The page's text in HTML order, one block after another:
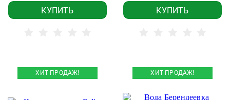
КУПИТЬ КУПИТЬ
ХИТ ПРОДАЖ! ХИТ ПРОДАЖ!